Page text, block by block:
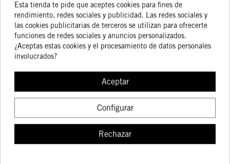
Maneta
De
Embrague
Y Maneta
De Freno
51,73 €
43,97 €
COMPRAR
Maneta
De
Embrague
Y Maneta
51,73 €
43,97 €
COMPRAR
Juego
Manetas
KTM De
Embrague
De Freno
45,07 €
Maneta
De
Embrague
Y Maneta
123,66 €
105,11 €
Esta tienda te pide que aceptes cookies para fines de
rendimiento, redes sociales y publicidad. Las redes sociales y
las cookies publicitarias de terceros se utilizan para ofrecerte
funciones de redes sociales y anuncios personalizados.
¿Aceptas estas cookies y el procesamiento de datos personales
involucrados?
Aceptar
Configurar
Rechazar